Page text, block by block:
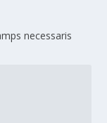
necessaris